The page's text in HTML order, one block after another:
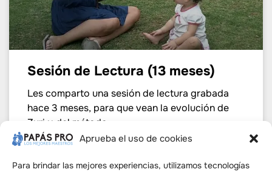
Aprueba el uso de cookies
Para brindar las mejores experiencias, utilizamos tecnologías
Sesión de Lectura (13 meses)
Les comparto una sesión de lectura grabada
hace 3 meses, para que vean la evolución de
Zuri y del método.
LEER MÁS »